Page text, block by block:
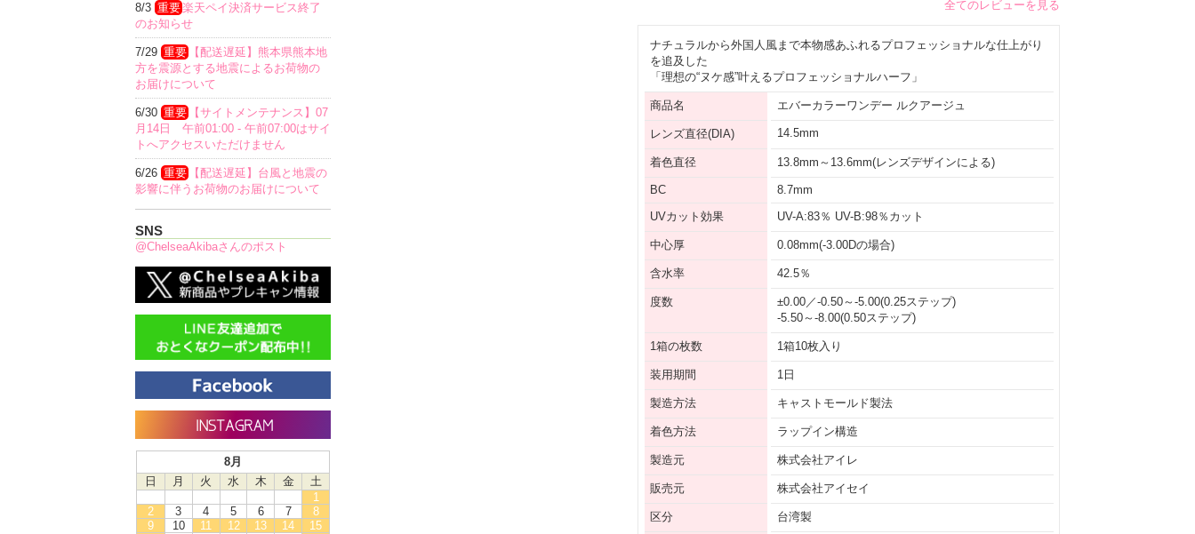
8/3 重要楽天ペイ決済サービス終了
のお知らせ
7/29 重要
【配送遅延】熊本県熊本地
方を震源とする地震によるお荷物の
お届けについて
6/30 重要
【サイトメンテナンス】07
月14日 午前01:00 - 午前07:00はサイ
トへアクセスいただけません
6/26 重要
【配送遅延】台風と地震の
影響に伴うお荷物のお届けについて
SNS
@ChelseaAkibaさんのポスト
8月
日
月 火 水 木 金
土
1
2
3 4 5 6 7
8
9
10 11 12 13 14
15
全てのレビューを見る
ナチュラルから外国人風まで本物感あふれるプロフェッショナルな仕上がり
を追及した
「理想の“ヌケ感”叶えるプロフェッショナルハーフ」
商品名 エバーカラーワンデー ルクアージュ
レンズ直径(DIA) 14.5mm
着色直径 13.8mm～13.6mm(レンズデザインによる)
BC
8.7mm
UVカット効果
UV-A:83％ UV-B:98％カット
中心厚 0.08mm(-3.00Dの場合)
含水率 42.5％
度数
±0.00／-0.50～-5.00(0.25ステップ)
-5.50～-8.00(0.50ステップ)
1箱の枚数 1箱10枚入り
装用期間 1日
製造方法 キャストモールド製法
着色方法 ラップイン構造
製造元 株式会社アイレ
販売元 株式会社アイセイ
区分 台湾製